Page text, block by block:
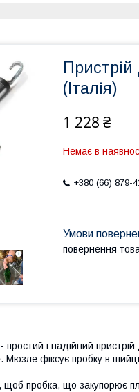
(Італія)
1 228 ₴
Немає в
+380 (66) 879-
повернення
і надійний
Мюзле фіксує пробку в
пробка, що закупорює